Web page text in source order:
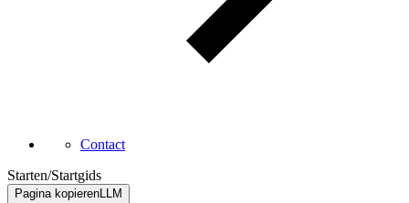
Contact
Starten/Startgids
Pagina kopierenLLM